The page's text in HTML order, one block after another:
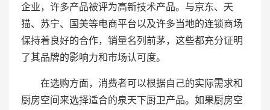
企业，许多产品被评为高新技术产品。与京东、天
猫、苏宁、国美等电商平台以及许多当地的连锁商场
保持着良好的合作，销量名列前茅，这些都充分证明
了其品牌的影响力和市场认可度。
在选购方面，消费者可以根据自己的实际需求和
厨房空间来选择适合的泉天下厨卫产品。如果厨房空